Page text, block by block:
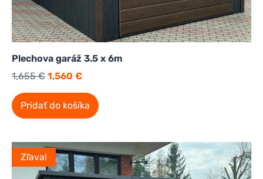
Plechova garáž 3.5 x 6m
1,655€ 1,560 €
Pridať do košíka
Zľava!